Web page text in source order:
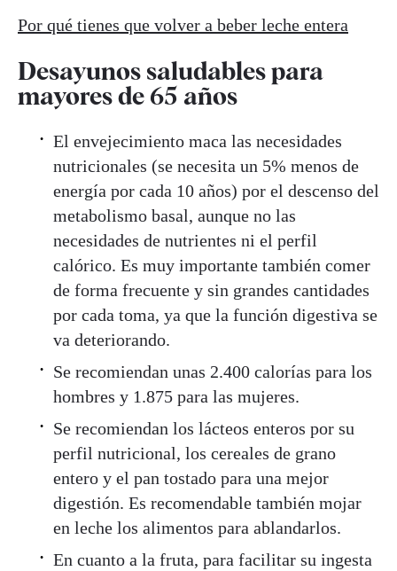
Por qué tienes que volver a beber leche entera
Desayunos saludables para
mayores de 65 años
El envejecimiento maca las necesidades
nutricionales (se necesita un 5% menos de
energía por cada 10 años) por el descenso del
metabolismo basal, aunque no las
necesidades de nutrientes ni el perfil
calórico. Es muy importante también comer
de forma frecuente y sin grandes cantidades
por cada toma, ya que la función digestiva se
va deteriorando.
Se recomiendan unas 2.400 calorías para los
hombres y 1.875 para las mujeres.
Se recomiendan los lácteos enteros por su
perfil nutricional, los cereales de grano
entero y el pan tostado para una mejor
digestión. Es recomendable también mojar
en leche los alimentos para ablandarlos.
En cuanto a la fruta, para facilitar su ingesta